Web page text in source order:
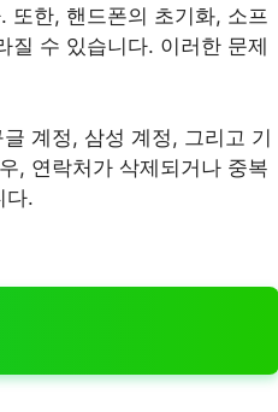
또한, 핸드폰의 초기화, 소프
질 수 있습니다. 이러한 문제
계정, 삼성 계정, 그리고 기
, 연락처가 삭제되거나 중복
다.